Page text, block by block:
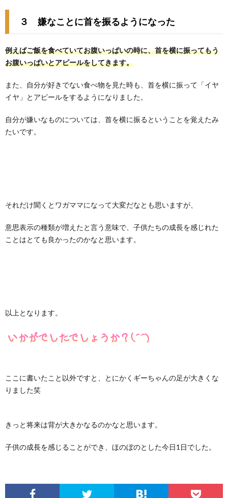
３ 嫌なことに首を振るようになった
例えばご飯を食べていてお腹いっぱいの時に、首を横に振ってもう
お腹いっぱいとアピールをしてきます。
また、自分が好きでない食べ物を見た時も、首を横に振って「イヤ
イヤ」とアピールをするようになりました。
自分が嫌いなものについては、首を横に振るということを覚えたみ
たいです。
それだけ聞くとワガママになって大変だなとも思いますが、
意思表示の種類が増えたと言う意味で、子供たちの成長を感じれた
ことはとても良かったのかなと思います。
以上となります。
ここに書いたこと以外ですと、とにかくギーちゃんの足が大きくな
りました笑
きっと将来は背が大きかなるのかなと思います。
子供の成長を感じることができ、ほのぼのとした今日1日でした。